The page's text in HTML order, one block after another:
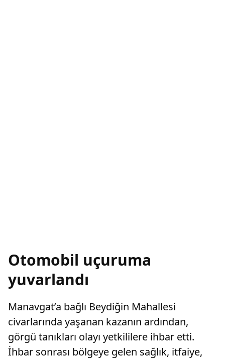
Otomobil uçuruma
yuvarlandı
Manavgat’a bağlı Beydiğin Mahallesi
civarlarında yaşanan kazanın ardından,
görgü tanıkları olayı yetkililere ihbar etti.
İhbar sonrası bölgeye gelen sağlık, itfaiye,